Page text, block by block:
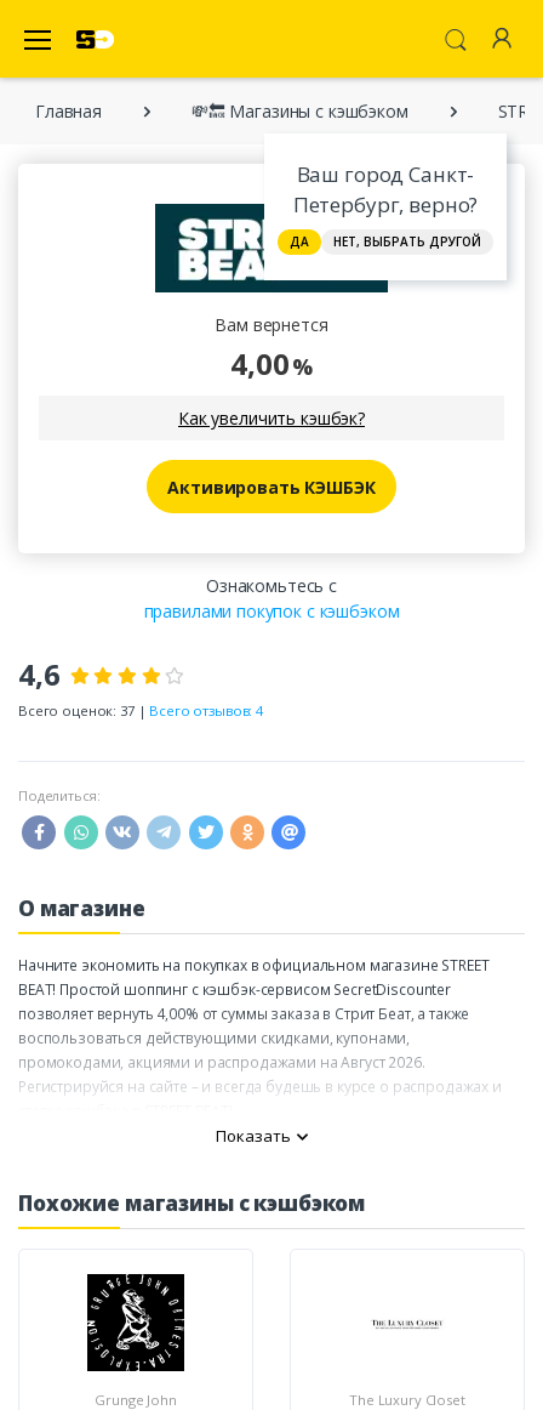
Ваш город Санкт-
Петербург, верно?
ДА НЕТ, ВЫБРАТЬ ДРУГОЙ
Главная 💸🔙 Магазины с кэшбэком
Вам вернется
4,00%
Как увеличить кэшбэк?
Активировать КЭШБЭК
Ознакомьтесь с
правилами покупок с кэшбэком
4,6
Всего оценок: 37 | Всего отзывов: 4
Поделиться:
О магазине
Начните экономить на покупках в официальном магазине STREET
BEAT! Простой шоппинг с кэшбэк-сервисом SecretDiscounter
позволяет вернуть 4,00% от суммы заказа в Стрит Беат, а также
воспользоваться действующими скидками, купонами,
промокодами, акциями и распродажами на Август 2026.
Регистрируйся на сайте – и всегда будешь в курсе о распродажах и
Показать
Похожие магазины с кэшбэком
Grunge John The Luxury Closet